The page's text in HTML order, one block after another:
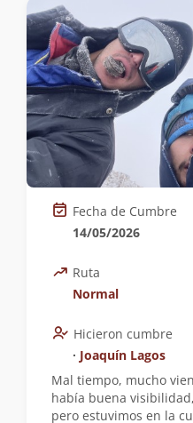
Fecha de Cumbre
14/05/2026
Ruta
Normal
Hicieron cumbre
∙ Joaquín Lagos
Mal tiempo, mucho
había buena
pero estuvimos en la